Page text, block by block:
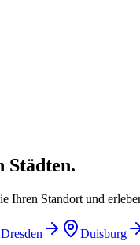
Städten.
Standort und
Dresden Duisburg